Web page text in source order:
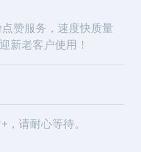
赞服务，速度快质量
新老客户使用！
，请耐心等待。